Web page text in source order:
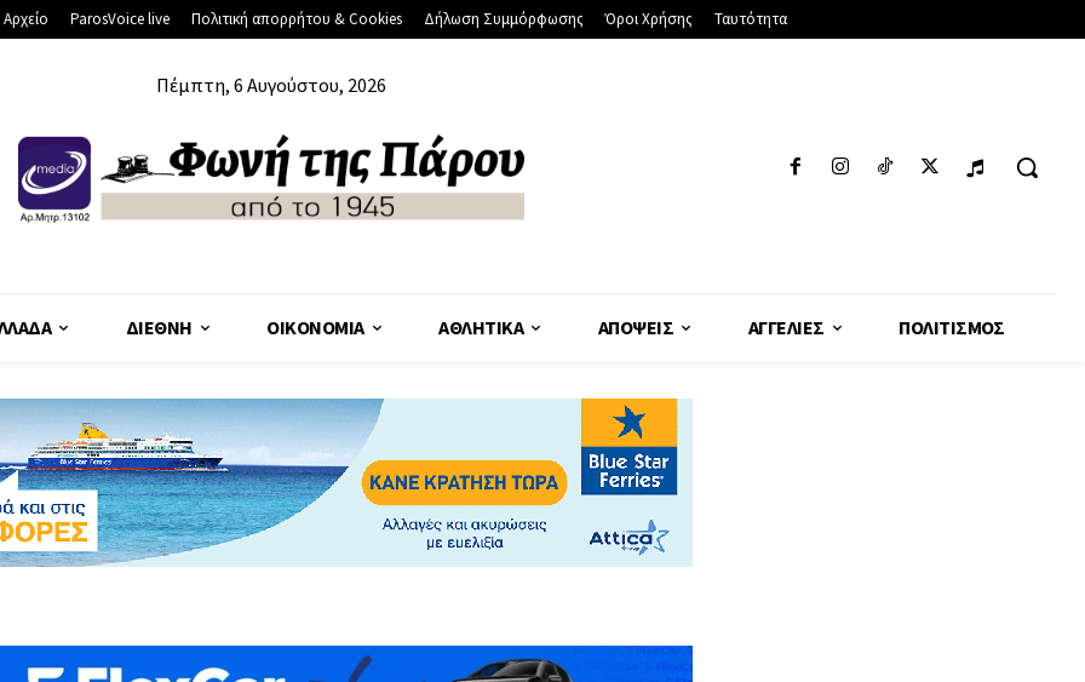
ParosVoice live Πολιτική απορρήτου & Cookies Δήλωση Συμμόρφωσης Όροι Χρήσης Ταυτότητα
Πέμπτη, 6 Αυγούστου, 2026
ΔΙΕΘΝΉ ΟΙΚΟΝΟΜΊΑ ΑΘΛΗΤΙΚΆ ΑΠΌΨΕΙΣ ΑΓΓΕΛΊΕΣ ΠΟΛΙΤΙΣΜΌΣ